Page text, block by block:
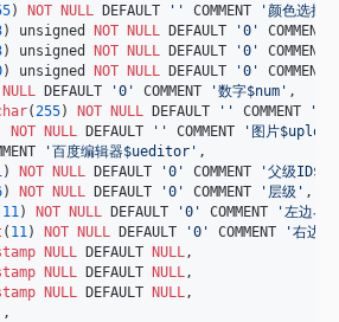
) NOT NULL DEFAULT ' ' COMMENT ' 颜色选择
) unsigned NOT NULL DEFAULT '0 ' COMMENT
) unsigned NOT NULL DEFAULT '0 ' COMMENT
) unsigned NOT NULL DEFAULT '0 ' COMMENT
DEFAULT '0 ' COMMENT '数字$num '
( 255) NOT NULL DEFAULT ' ' COMMENT '
NOT NULL DEFAULT ' ' COMMENT ' 图片$upload
'百度编辑器$ueditor '
) NOT NULL DEFAULT '0 ' COMMENT '父级
) NOT NULL DEFAULT '0 ' COMMENT ' 层级 '
11 ) NOT NULL DEFAULT '0 ' COMMENT '左边界
( 11 ) NOT NULL DEFAULT '0 ' COMMENT '右边界
NULL DEFAULT NULL
NULL DEFAULT NULL
NULL DEFAULT NULL